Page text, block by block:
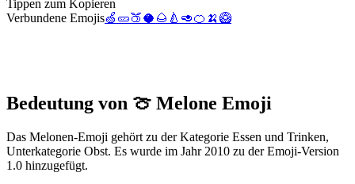
Tippen zum Kopieren
Verbundene Emojis🍏 🥒🍑🥥 🌰 🍐 🥑🍊 🍌 🥝
Bedeutung von 🍈 Melone Emoji
Das Melonen-Emoji gehört zu der Kategorie Essen und Trinken,
Unterkategorie Obst. Es wurde im Jahr 2010 zu der Emoji-Version
1.0 hinzugefügt.